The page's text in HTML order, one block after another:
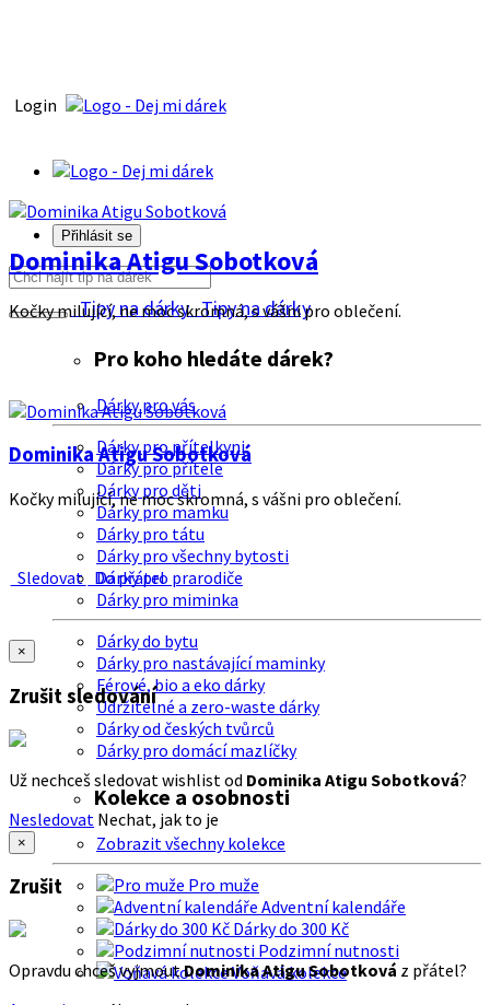
Login
Přihlásit se
Tipy na dárkyTipy na dárky
Pro koho hledáte dárek?
Dárky pro vás
Dárky pro přítelkyni
Dárky pro přítele
Dárky pro děti
Dárky pro mamku
Dárky pro tátu
Dárky pro všechny bytosti
Dárky pro prarodiče
Dárky pro miminka
Dárky do bytu
Dárky pro nastávající maminky
Férové, bio a eko dárky
Udržitelné a zero-waste dárky
Dárky od českých tvůrců
Dárky pro domácí mazlíčky
Kolekce a osobnosti
Zobrazit všechny kolekce
Pro muže
Adventní kalendáře
Dárky do 300 Kč
Podzimní nutnosti
Voňavá kolekce
Dominika Atigu Sobotková
Kočky milující, ne moc skromná, s vášni pro oblečení.
Dominika Atigu Sobotková
Kočky milující, ne moc skromná, s vášni pro oblečení.
Sledovat Do přátel
×
Zrušit sledování
Už nechceš sledovat wishlist od Dominika Atigu Sobotková?
Nesledovat Nechat, jak to je
×
Zrušit
Opravdu chceš vyjmoutDominika Atigu Sobotková z přátel?